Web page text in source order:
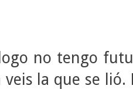
no tengo
veis la que se